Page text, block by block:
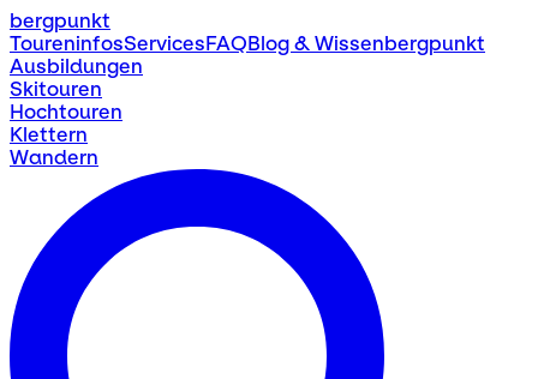
bergpunkt
ToureninfosServicesFAQBlog & Wissenbergpunkt
Ausbildungen
Skitouren
Hochtouren
Klettern
Wandern